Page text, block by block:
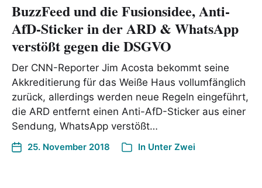
BuzzFeed und die Fusionsidee, Anti-
AfD-Sticker in der ARD & WhatsApp
verstößt gegen die DSGVO
Der CNN-Reporter Jim Acosta bekommt seine
Akkreditierung für das Weiße Haus vollumfänglich
zurück, allerdings werden neue Regeln eingeführt,
die ARD entfernt einen Anti-AfD-Sticker aus einer
Sendung, WhatsApp verstößt…
25. November 2018 In Unter Zwei